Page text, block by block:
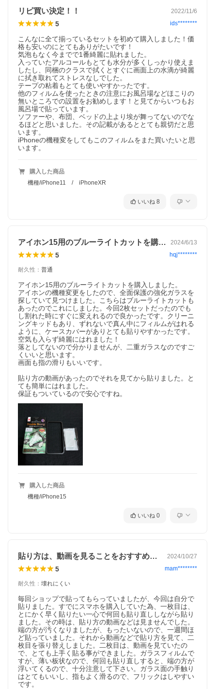
リピ買い決定！！ 2022/11/6
5 ids********
こんなに全て揃っているセットを初めて購入しました！価
格も安いのにとてもありがたいです！
気泡もなく今までで1番綺麗に貼れました。
入っていたアルコールもとても水分が多くしっかり使えま
したし、同梱のクラスで拭くとすぐに画面上の水滴が綺麗
に拭き取れてストレスなしでした。
テープの粘着もとても使いやすかったです。
他のフィルムを使ったときの注意にお風呂場などほこりの
無いところでの設置をお勧めします！と見てからいつもお
風呂場で貼っています。
ソファーや、布団、ベッドの上より埃が舞ってないのでな
るほどと思いました。その記載があるととても親切だと思
います。
iPhoneの機種変をしてもこのフィルムをまた買いたいと思
います。
購入した商品
機種/iPhone11 / iPhoneXR
いいね 8
アイホン15用のブルーライトカットを購… 2024/6/13
5 hqj********
耐久性 ： 普通
アイホン15用のブルーライトカットを購入しました。
アイホンの機種変更をしたので、全面保護の強化ガラスを
探していて見つけました。こちらはブルーライトカットも
あったのでこれにしました。今回2枚セットだったのでも
し割れた時にすぐに変えれるので良かったです。クリーニ
ングキッドもあり、ずれないで真ん中にフィルムがはれる
ように、ケースカバーがありとても貼りやすかったです。
空気も入らず綺麗にはれました！
落としてないので分かりませんが、二重ガラスなのですご
くいいと思います。
画面も指の滑りもいいです。
貼り方の動画があったのでそれを見てから貼りました。と
ても簡単にはれました。
購入した商品
機種/iPhone15
いいね 0
貼り方は、動画を見ることをおすすめします 2024/10/27
5 mam********
耐久性 ： 壊れにくい
毎回ショップで貼ってもらっていましたが、今回は自分で
貼りました。すでにスマホを購入していた為、一枚目は、
とにかく早く貼りたい一心で何回も貼り直ししながら貼り
ました。その時は、貼り方の動画などは見ませんでした。
端の方が汚くなりましたが、もったいないので、一週間ほ
ど貼っていました。それから動画などで貼り方を見て、二
枚目を張り替えしました。二枚目は、動画を見ていたの
で、とても上手く貼る事ができました。ガラスフィルムで
すが、薄い板状なので、何回も貼り直しすると、端の方が
浮いてくるので、十分注意して下さい。ガラス面の手触り
はとてもいいし、指もよく滑るので、フリックはしやすい
です。